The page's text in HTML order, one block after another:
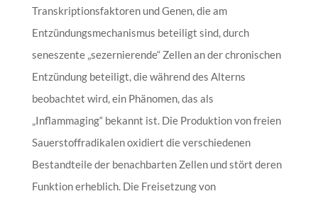
Transkriptionsfaktoren und Genen, die am
Entzündungsmechanismus beteiligt sind, durch
seneszente „sezernierende“ Zellen an der chronischen
Entzündung beteiligt, die während des Alterns
beobachtet wird, ein Phänomen, das als
„Inflammaging“ bekannt ist. Die Produktion von freien
Sauerstoffradikalen oxidiert die verschiedenen
Bestandteile der benachbarten Zellen und stört deren
Funktion erheblich. Die Freisetzung von